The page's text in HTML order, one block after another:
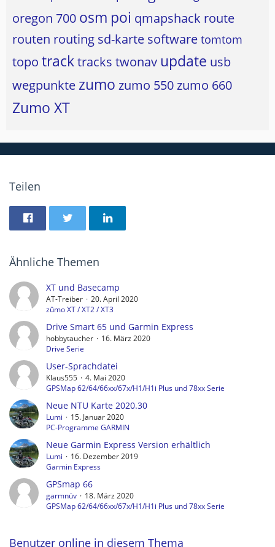
oregon 700 osm poi qmapshack route
routen routing sd-karte software tomtom
topo tracktracks twonav update usb
wegpunkte zumo zumo 550zumo 660
Zumo XT
Teilen
Ähnliche Themen
XT und Basecamp
AT-Treiber
20. April 2020
zûmo XT / XT2 / XT3
Drive Smart 65 und Garmin Express
hobbytaucher
16. März 2020
Drive Serie
User-Sprachdatei
Klaus555
4. Mai 2020
GPSMap 62/64/66xx/67x/H1/H1i Plus und 78xx Serie
Neue NTU Karte 2020.30
Lumi
15. Januar 2020
PC-Programme GARMIN
Neue Garmin Express Version erhältlich
Lumi
16. Dezember 2019
Garmin Express
GPSmap 66
garmnüv
18. März 2020
GPSMap 62/64/66xx/67x/H1/H1i Plus und 78xx Serie
Benutzer online in diesem Thema